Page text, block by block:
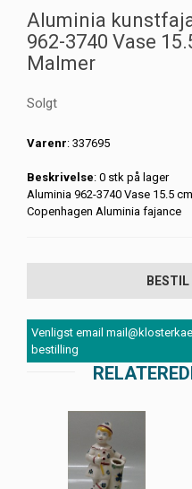
Aluminia
962-3740 Vase
Malmer
Solgt
Varenr: 337695
Beskrivelse: 0 stk på lager
Aluminia 962-3740 Vase 15.5
Copenhagen Aluminia fajance
Venligst email
bestilling